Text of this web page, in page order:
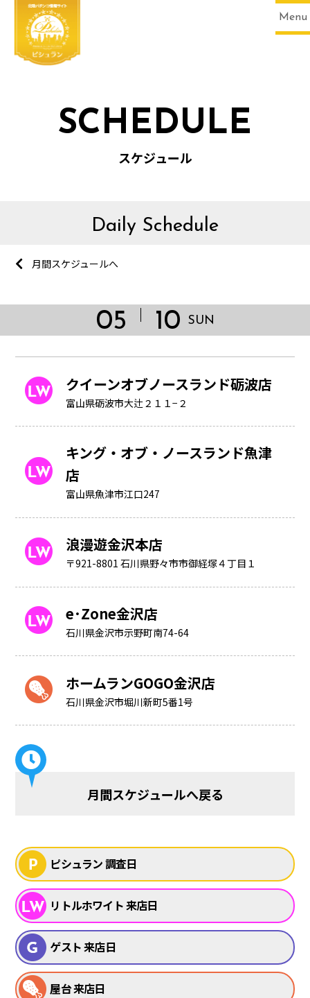
Menu
HOME
SCHEDULE
スケジュール
Daily Schedule
月間スケジュールへ
05 10 SUN
クイーンオブノースランド砺波店
富山県砺波市大辻２１１−２
キング・オブ・ノースランド魚津
店
富山県魚津市江口247
浪漫遊金沢本店
〒921-8801 石川県野々市市御経塚４丁目１
e･Zone金沢店
石川県金沢市示野町南74-64
ホームランGOGO金沢店
石川県金沢市堀川新町5番1号
月間スケジュールへ戻る
ピシュラン 調査日
リトルホワイト 来店日
ゲスト 来店日
屋台 来店日